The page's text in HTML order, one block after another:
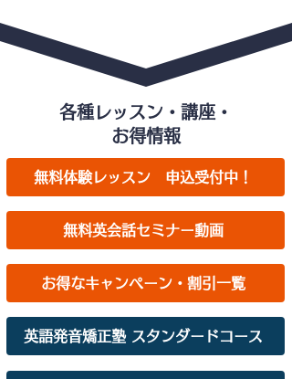
各種レッスン・講座・
お得情報
​無料体験レッスン 申込受付中！
​無料英会話セミナー動画
お得なキャンペーン・割引一覧
​英語発音矯正塾 スタンダードコース